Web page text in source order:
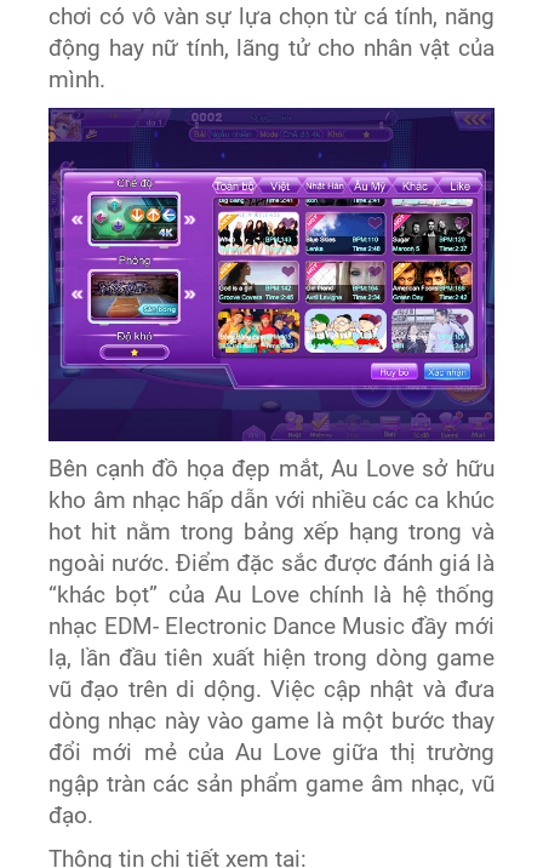
chơi có vô vàn sự lựa chọn từ cá tính, năng
động hay nữ tính, lãng tử cho nhân vật của
mình.
Bên cạnh đồ họa đẹp mắt, Au Love sở hữu
kho âm nhạc hấp dẫn với nhiều các ca khúc
hot hit nằm trong bảng xếp hạng trong và
ngoài nước. Điểm đặc sắc được đánh giá là
“khác bọt” của Au Love chính là hệ thống
nhạc EDM- Electronic Dance Music đầy mới
lạ, lần đầu tiên xuất hiện trong dòng game
vũ đạo trên di dộng. Việc cập nhật và đưa
dòng nhạc này vào game là một bước thay
đổi mới mẻ của Au Love giữa thị trường
ngập tràn các sản phẩm game âm nhạc, vũ
đạo.
Thông tin chi tiết xem tại: